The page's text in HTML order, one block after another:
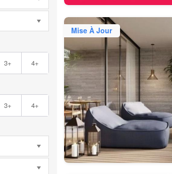
3+ 4+
3+ 4+
Mise À Jour